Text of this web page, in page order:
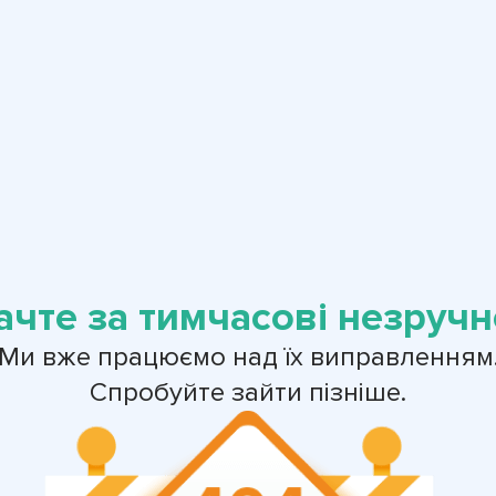
за тимчасові
вже працюємо над їх
Спробуйте зайти пізніше.